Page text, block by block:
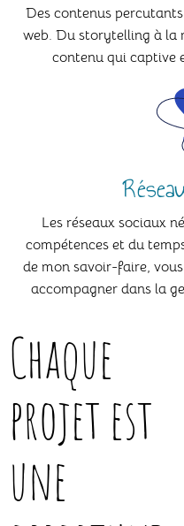
Des contenus
web. Du storytelling à la
contenu qui captive
Les réseaux sociaux
compétences et du
de mon savoir-faire,
accompagner dans la
Chaque
projet est
une